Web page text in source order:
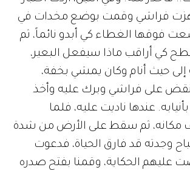
فجهزت فراشي وقمت بوضع مخدات في
فوقها الغطاء كي أبدو نائماً، ثم
كي أراقب ماذا سيفعل البعير،
حيث أنام وكان يمشي بخفة،
على فراشي وبرك عليه وأخذ
عندها ناديت عليه، فلما
مكانه، ثم سقط على الأرض من شدة
وجدته قد فارق الحياة، فدعوت
الحكاية، وقمنا بفتح صدره